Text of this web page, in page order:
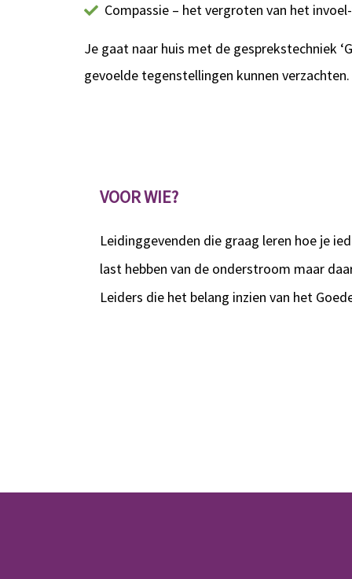
Compassie – het vergroten van het
Je gaat naar huis met de gesprekstechniek
gevoelde tegenstellingen kunnen verzachten.
VOOR WIE?
Leidinggevenden die graag leren hoe je
last hebben van de onderstroom maar
Leiders die het belang inzien van het